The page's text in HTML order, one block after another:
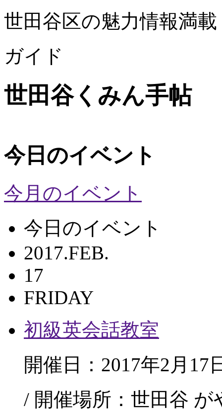
世田谷区の魅力情報満載
ガイド
世田谷くみん手帖
今日のイベント
今月のイベント
今日のイベント
2017.FEB.
17
FRIDAY
初級英会話教室
開催日：2017年2月17
/ 開催場所：世田谷